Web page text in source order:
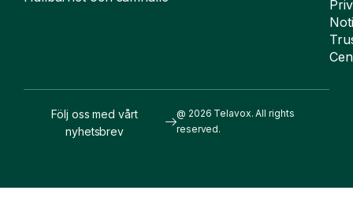
@ 2026 Telavox. All rights
reserved.
Följ oss med vårt
nyhetsbrev